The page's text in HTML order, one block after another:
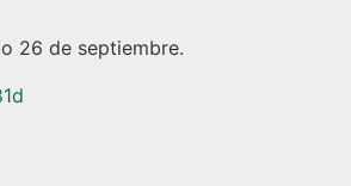
26 de septiembre.